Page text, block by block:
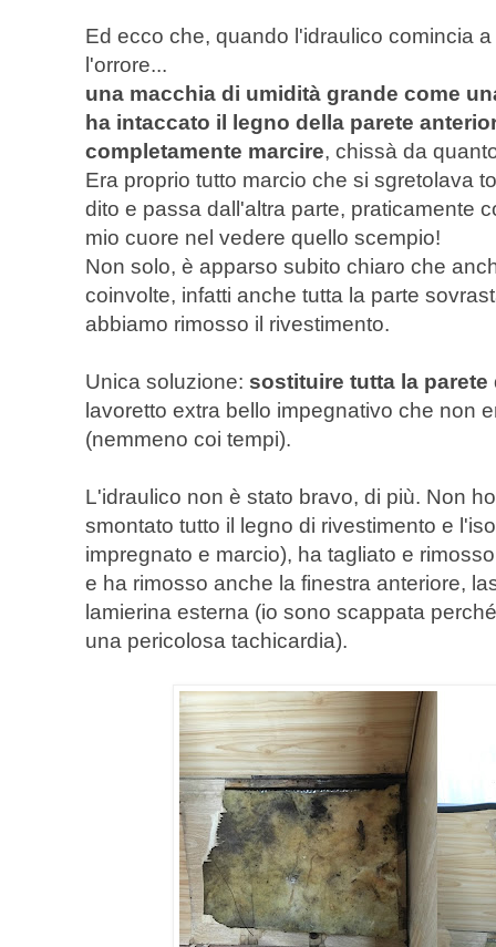
Ed ecco che, quando l'idraulico comincia
l'orrore...
una macchia di umidità grande come
ha intaccato il legno della parete
completamente marcire, chissà da
Era proprio tutto marcio che si sgretolava
dito e passa dall'altra parte, praticamente
mio cuore nel vedere quello scempio!
Non solo, è apparso subito chiaro che
coinvolte, infatti anche tutta la parte
abbiamo rimosso il rivestimento.
Unica soluzione: sostituire tutta la
lavoretto extra bello impegnativo che non
(nemmeno coi tempi).
L'idraulico non è stato bravo, di più. Non
smontato tutto il legno di rivestimento e
impregnato e marcio), ha tagliato e
e ha rimosso anche la finestra anteriore,
lamierina esterna (io sono scappata
una pericolosa tachicardia).